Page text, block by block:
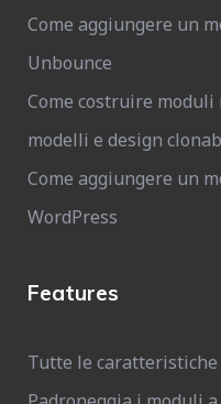
Come aggiungere un
Unbounce
Come costruire
modelli e design
Come aggiungere un
WordPress
Features
Tutte le caratteristiche